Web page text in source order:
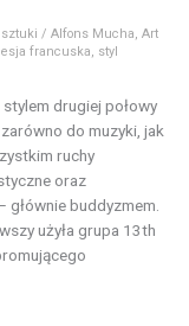
/ Alfons Mucha, Art
francuska, styl
drugiej połowy
do muzyki, jak
ruchy
oraz
buddyzmem.
użyła grupa 13th